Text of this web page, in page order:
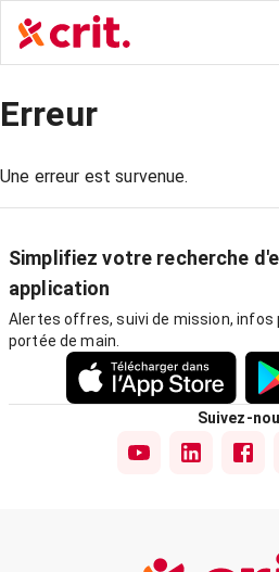
Erreur
Une erreur est survenue.
Simplifiez votre recherche
application
Alertes offres, suivi de mission,
portée de main.
Suivez-